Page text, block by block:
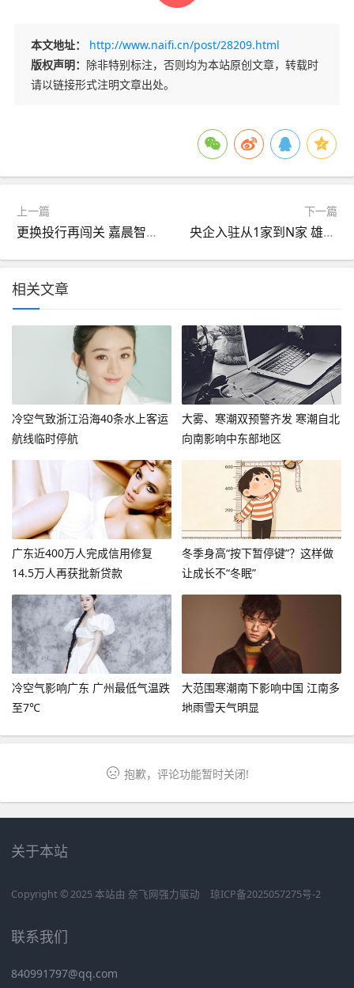
本文地址：
http://www.naifi.cn/post/28209.html
版权声明： 除非特别标注，否则均为本站原创文章，转载时
请以链接形式注明文章出处。
上一篇
更换投行再闯关 嘉晨智能北交所IPO过会 | A股融资快报
下一篇
央企入驻从1家到N家 雄安年味“藏在发展里”
相关文章
冷空气致浙江沿海40条水上客运
航线临时停航
大雾、寒潮双预警齐发 寒潮自北
向南影响中东部地区
广东近400万人完成信用修复
14.5万人再获批新贷款
冬季身高“按下暂停键”？这样做
让成长不“冬眠”
冷空气影响广东 广州最低气温跌
至7℃
大范围寒潮南下影响中国 江南多
地雨雪天气明显
抱歉，评论功能暂时关闭!
关于本站
Copyright © 2025 本站由 奈飞网强力驱动 琼ICP备2025057275号-2
联系我们
840991797@qq.com